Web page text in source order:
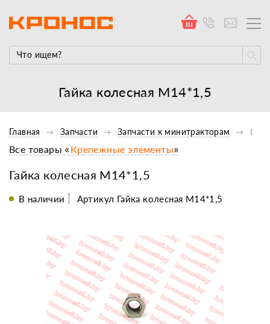
Гайка колесная М14*1,5
Главная Запчасти Запчасти к минитракторам
Гайка колесная М14*1,5
Все товары «Крепежные элементы»
В наличии Артикул Гайка колесная М14*1,5